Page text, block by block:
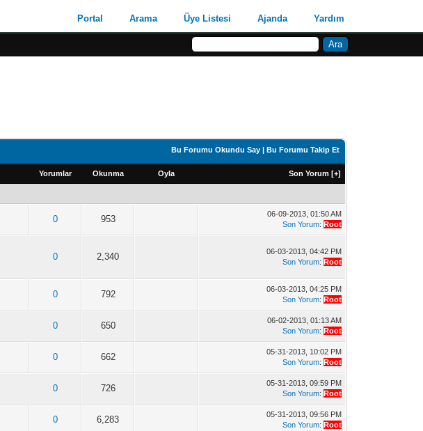
Portal Arama Üye Listesi Ajanda Yardım
Bu Forumu Okundu Say |Bu Forumu Takip Et
Yorumlar Okunma Oyla Son Yorum [+]
0 953
06-09-2013, 01:50 AM
Son Yorum:Root
0 2,340
06-03-2013, 04:42 PM
Son Yorum:Root
0 792
06-03-2013, 04:25 PM
Son Yorum:Root
0 650
06-02-2013, 01:13 AM
Son Yorum:Root
0 662
05-31-2013, 10:02 PM
Son Yorum:Root
0 726
05-31-2013, 09:59 PM
Son Yorum:Root
0 6,283
05-31-2013, 09:56 PM
Son Yorum:Root